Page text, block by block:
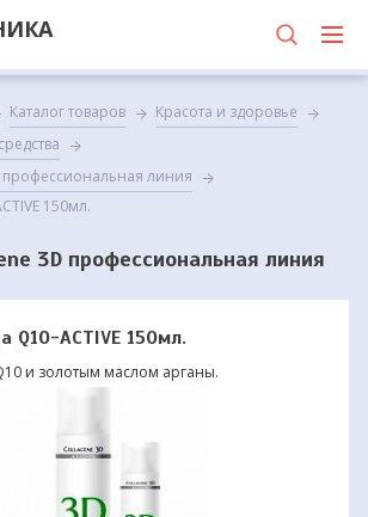
Каталог товаров
Красота и здоровье
профессиональная линия
150мл.
3D профессиональная линия
Q10-ACTIVE 150мл.
и золотым маслом арганы.